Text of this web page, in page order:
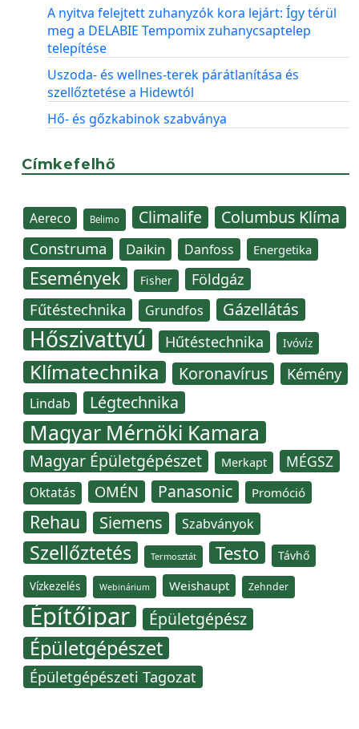
A nyitva felejtett zuhanyzók kora lejárt: Így térül
meg a DELABIE Tempomix zuhanycsaptelep
telepítése
Uszoda- és wellnes-terek párátlanítása és
szellőztetése a Hidewtól
Hő- és gőzkabinok szabványa
Címkefelhő
Aereco Belimo Climalife Columbus Klíma
Construma Daikin Danfoss Energetika
Események Fisher Földgáz
Fűtéstechnika Grundfos Gázellátás
Hőszivattyú Hűtéstechnika Ivóvíz
Klímatechnika Koronavírus Kémény
Lindab Légtechnika
Magyar Mérnöki Kamara
Magyar Épületgépészet Merkapt MÉGSZ
Oktatás OMÉN Panasonic Promóció
Rehau Siemens Szabványok
Szellőztetés Termosztát Testo Távhő
Vízkezelés Webinárium Weishaupt Zehnder
Építőipar Épületgépész
Épületgépészet
Épületgépészeti Tagozat